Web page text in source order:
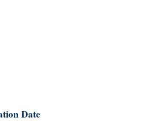
英語學習之
級技術，以
Date